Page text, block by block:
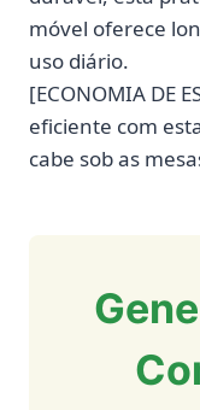
móvel oferece
uso diário.
[ECONOMIA DE
eficiente com
cabe sob as